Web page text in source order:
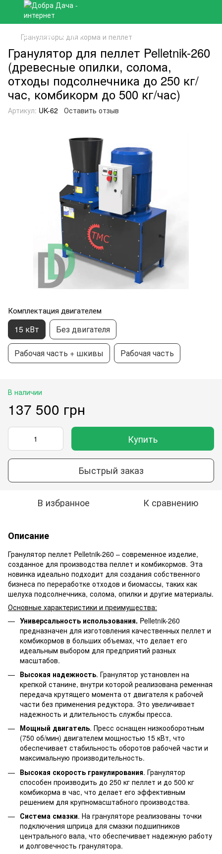
Грануляторы для корма и пеллет
Гранулятор для пеллет Pelletnik-260
(древесные опилки, солома,
отходы подсолнечника до 250 кг/
час, комбикорм до 500 кг/час)
Артикул: UK-62 Оставить отзыв
Комплектация двигателем
15 кВт Без двигателя
Рабочая часть + шкивы Рабочая часть
В наличии
137 500 грн
Купить
Быстрый заказ
В избранное К сравнению
Описание
Гранулятор пеллет Pelletnik-260 – современное изделие,
созданное для производства пеллет и комбикормов. Эта
новинка идеально подходит для создания собственного
бизнеса по переработке отходов и биомассы, таких как
шелуха подсолнечника, солома, опилки и другие материалы.
Основные характеристики и преимущества:
Универсальность использования. Pelletnik-260
предназначен для изготовления качественных пеллет и
комбикормов в больших объемах, что делает его
идеальным выбором для предприятий разных
масштабов.
Высокая надежность. Гранулятор установлен на
крепкой станине, внутри которой реализована ременная
передача крутящего момента от двигателя к рабочей
части без применения редуктора. Это увеличивает
надежность и длительность службы пресса.
Мощный двигатель. Пресс оснащен низкооборотным
(750 об/мин) двигателем мощностью 15 кВт, что
обеспечивает стабильность оборотов рабочей части и
максимальную производительность.
Высокая скорость гранулирования. Гранулятор
способен производить до 250 кг пеллет и до 500 кг
комбикорма в час, что делает его эффективным
решением для крупномасштабного производства.
Система смазки. На грануляторе реализованы точки
подключения шприца для смазки подшипников
центрального вала, что обеспечивает надежную работу
и долговечность гранулятора.